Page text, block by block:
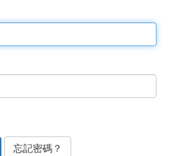
忘記密碼？